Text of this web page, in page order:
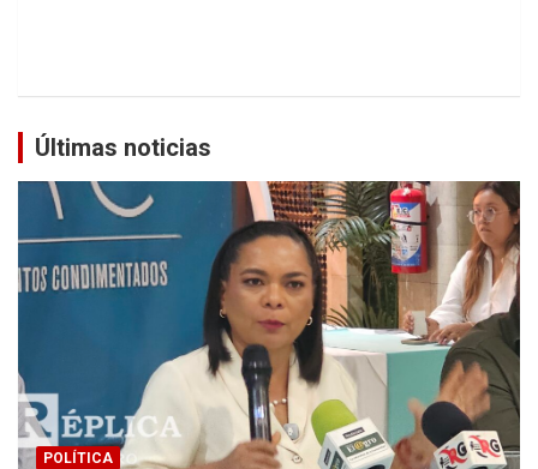
Últimas noticias
POLÍTICA